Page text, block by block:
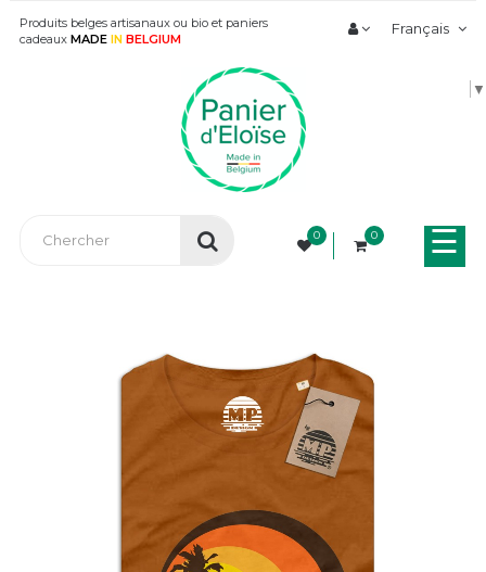
Produits belges artisanaux ou bio et paniers
cadeaux MADE IN BELGIUM
Français
▼
0 0
la
☰